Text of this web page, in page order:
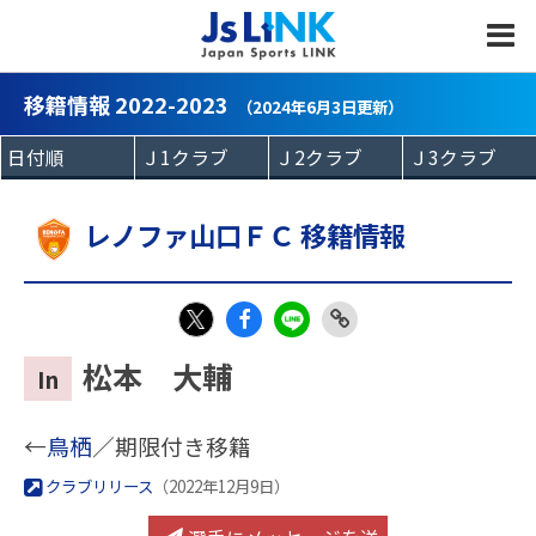
移籍情報 2022-2023 （2024年6月3日更新）
レノファ山口ＦＣ 移籍情報
Fac
k
In 松本 大輔
←鳥栖／期限付き移籍
クラブリリース （2022年12月9日）